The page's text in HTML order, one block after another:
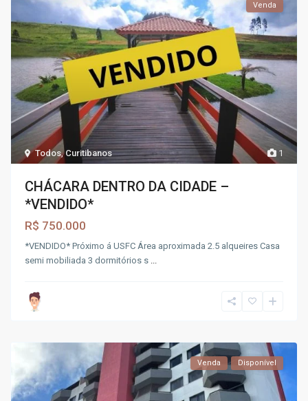
1
Todos,Curitibanos
Venda
CHÁCARA DENTRO DA CIDADE –
*VENDIDO*
R$ 750.000
*VENDIDO* Próximo á USFC Área aproximada 2.5 alqueires Casa
semi mobiliada 3 dormitórios s ...
Venda Disponível